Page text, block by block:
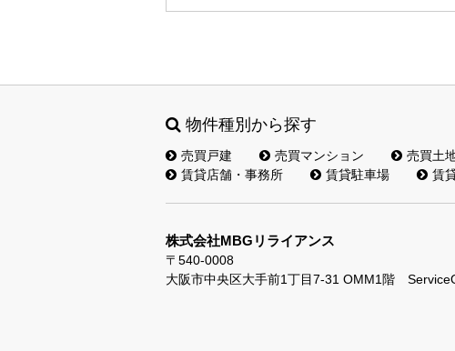
物件種別から探す
売買戸建 売買マンション 売買土
賃貸店舗・事務所
賃貸駐車場 賃
株式会社MBGリライアンス
〒540-0008
大阪市中央区大手前1丁目7-31 OMM1階